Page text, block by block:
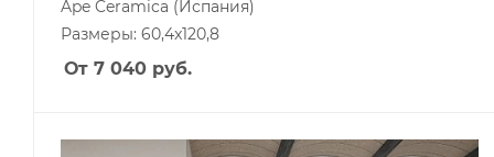
Ape Ceramica (Испания)
Размеры: 60,4x120,8
От 7 040 руб.